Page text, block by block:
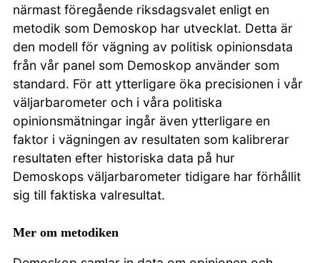
närmast föregående riksdagsvalet enligt en
metodik som Demoskop har utvecklat. Detta är
den modell för vägning av politisk opinionsdata
från vår panel som Demoskop använder som
standard. För att ytterligare öka precisionen i vår
väljarbarometer och i våra politiska
opinionsmätningar ingår även ytterligare en
faktor i vägningen av resultaten som kalibrerar
resultaten efter historiska data på hur
Demoskops väljarbarometer tidigare har förhållit
sig till faktiska valresultat.
Mer om metodiken